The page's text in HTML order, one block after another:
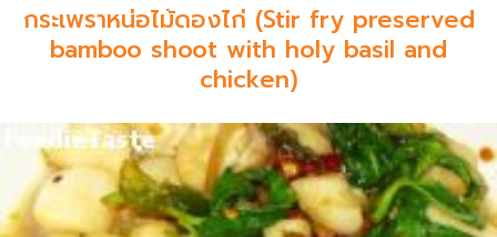
กระเพราหน่อไม้ดองไก่ (Stir fry preserved
bamboo shoot with holy basil and
chicken)